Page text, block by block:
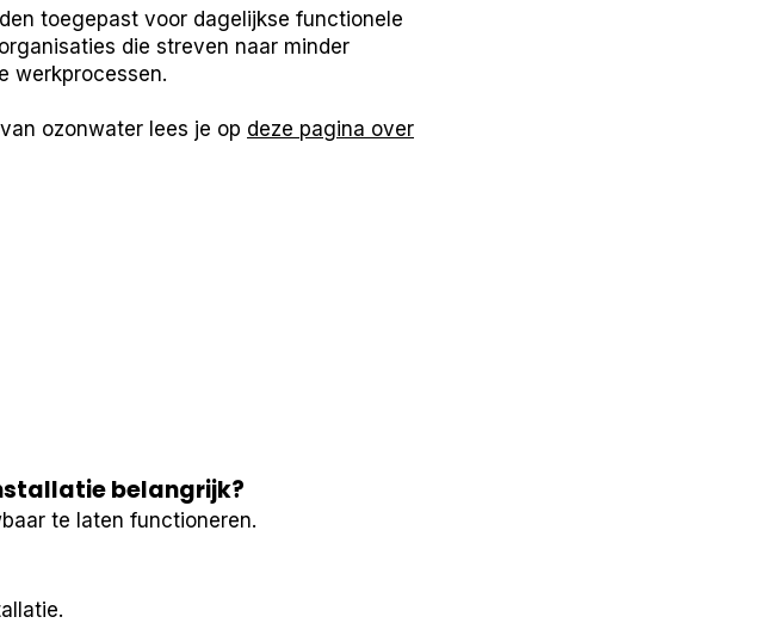
toegepast voor dagelijkse functionele
die streven naar minder
werkprocessen.
ozonwater lees je op deze pagina over
belangrijk?
te laten functioneren.